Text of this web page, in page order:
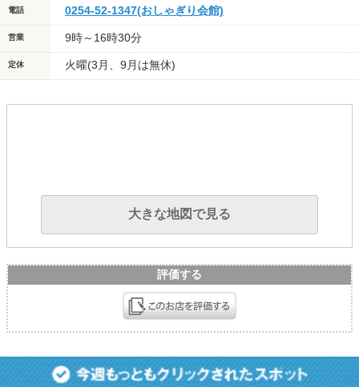
電話 0254-52-1347(おしゃぎり会館)
営業 9時～16時30分
定休 火曜(3月、9月は無休)
大きな地図で見る
評価する